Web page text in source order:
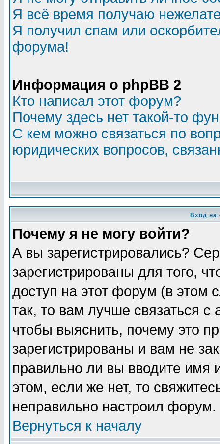
Я всё время получаю
Я получил спам или
форума!
Информация о phpBB 2
Кто написал этот форум?
Почему здесь нет такой-то
С кем можно связаться по
юридических вопросов,
Вход на
Почему я не могу войти?
А вы зарегистрировались?
зарегистрированы для того,
доступ на этот форум (в этом
так, то вам лучше связаться
чтобы выяснить, почему это
зарегистрированы и вам не
правильно ли вы вводите
этом, если же нет, то
неправильно настроил форум.
Вернуться к началу